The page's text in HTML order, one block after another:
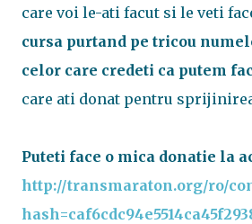
care voi le-ati facut si le veti
cursa purtand pe tricou
celor care credeti ca putem
care ati donat pentru
Puteti face o mica donatie la
http://transmaraton.org/ro/